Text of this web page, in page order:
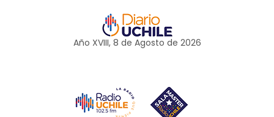
Año XVIII, 8 de Agosto de 2026